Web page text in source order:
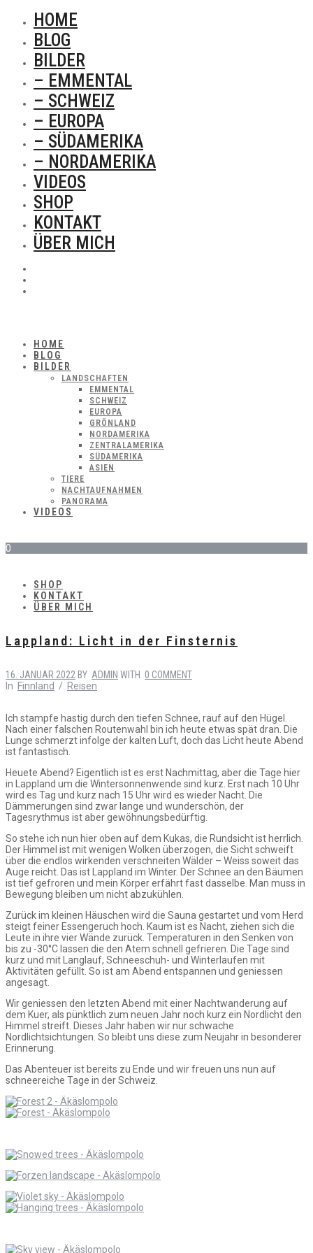
HOME
BLOG
BILDER
– EMMENTAL
– SCHWEIZ
– EUROPA
– SÜDAMERIKA
– NORDAMERIKA
VIDEOS
SHOP
KONTAKT
ÜBER MICH
HOME
BLOG
BILDER
LANDSCHAFTEN
EMMENTAL
SCHWEIZ
EUROPA
GRÖNLAND
NORDAMERIKA
ZENTRALAMERIKA
SÜDAMERIKA
ASIEN
TIERE
NACHTAUFNAHMEN
PANORAMA
VIDEOS
0
SHOP
KONTAKT
ÜBER MICH
Lappland: Licht in der Finsternis
16. JANUAR 2022 BY ADMIN WITH 0 COMMENT
In Finnland / Reisen
Ich stampfe hastig durch den tiefen Schnee, rauf auf den Hügel.
Nach einer falschen Routenwahl bin ich heute etwas spät dran. Die
Lunge schmerzt infolge der kalten Luft, doch das Licht heute Abend
ist fantastisch.
Heuete Abend? Eigentlich ist es erst Nachmittag, aber die Tage hier
in Lappland um die Wintersonnenwende sind kurz. Erst nach 10 Uhr
wird es Tag und kurz nach 15 Uhr wird es wieder Nacht. Die
Dämmerungen sind zwar lange und wunderschön, der
Tagesrythmus ist aber gewöhnungsbedürftig.
So stehe ich nun hier oben auf dem Kukas, die Rundsicht ist herrlich.
Der Himmel ist mit wenigen Wolken überzogen, die Sicht schweift
über die endlos wirkenden verschneiten Wälder – Weiss soweit das
Auge reicht. Das ist Lappland im Winter. Der Schnee an den Bäumen
ist tief gefroren und mein Körper erfährt fast dasselbe. Man muss in
Bewegung bleiben um nicht abzukühlen.
Zurück im kleinen Häuschen wird die Sauna gestartet und vom Herd
steigt feiner Essengeruch hoch. Kaum ist es Nacht, ziehen sich die
Leute in ihre vier Wände zurück. Temperaturen in den Senken von
bis zu -30°C lassen die den Atem schnell gefrieren. Die Tage sind
kurz und mit Langlauf, Schneeschuh- und Winterlaufen mit
Aktivitäten gefüllt. So ist am Abend entspannen und geniessen
angesagt.
Wir geniessen den letzten Abend mit einer Nachtwanderung auf
dem Kuer, als pünktlich zum neuen Jahr noch kurz ein Nordlicht den
Himmel streift. Dieses Jahr haben wir nur schwache
Nordlichtsichtungen. So bleibt uns diese zum Neujahr in besonderer
Erinnerung.
Das Abenteuer ist bereits zu Ende und wir freuen uns nun auf
schneereiche Tage in der Schweiz.